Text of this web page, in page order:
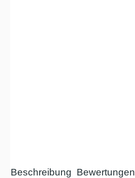
Beschreibung Bewertungen